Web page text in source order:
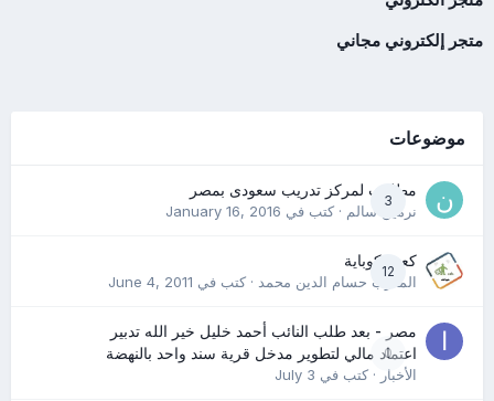
متجر إلكتروني مجاني
موضوعات
3
مطلوب لمركز تدريب سعودى بمصر
نرمين سالم· كتب في January 16, 2016
12
كعب كوباية
المدرب حسام الدين محمد· كتب في June 4, 2011
0
مصر - بعد طلب النائب أحمد خليل خير الله تدبير
اعتماد مالي لتطوير مدخل قرية سند واحد بالنهضة
الأخبار· كتب في July 3